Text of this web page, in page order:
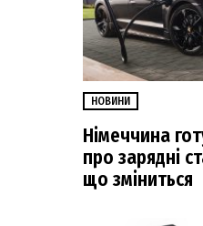
НОВИНИ
Німеччина
про зарядні
що зміниться